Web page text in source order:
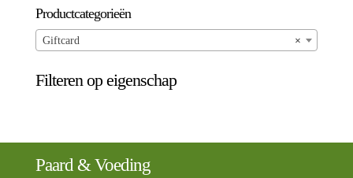
Productcategorieën
×
Giftcard
Filteren op eigenschap
Paard & Voeding